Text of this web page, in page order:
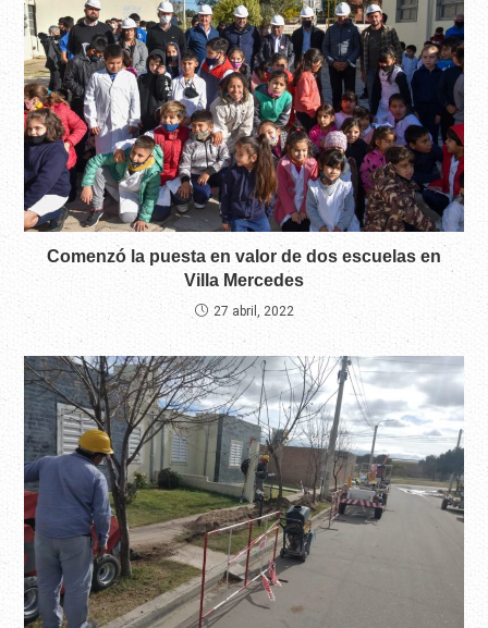
Comenzó la puesta en valor de dos escuelas en
Villa Mercedes
27 abril, 2022